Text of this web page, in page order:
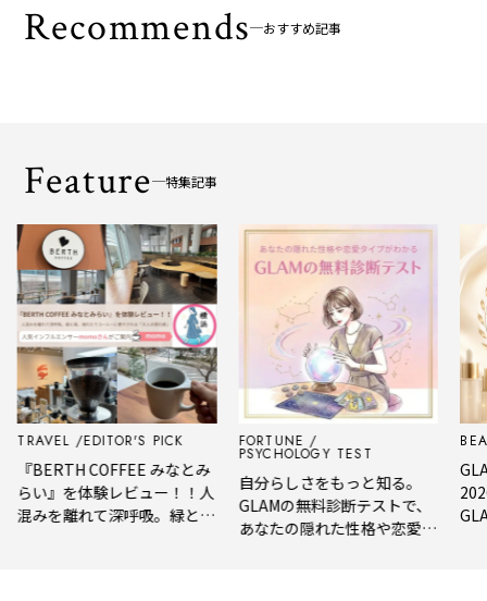
Recommends おすすめ記事
Feature 特集記事
EDITOR'S PICK
COFFEE みなとみ
』を体験レビュー！！人
を離れて深呼吸。緑と
FORTUNE
PSYCHOLOGY TEST
自分らしさをもっと知る。
GLAMの無料診断テストで、
あなたの隠れた性格や恋愛タ
BEAUTY
GLAM
2026
GLAM編
年上半期